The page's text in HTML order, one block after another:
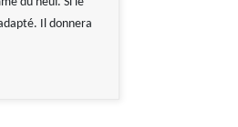
Il donnera